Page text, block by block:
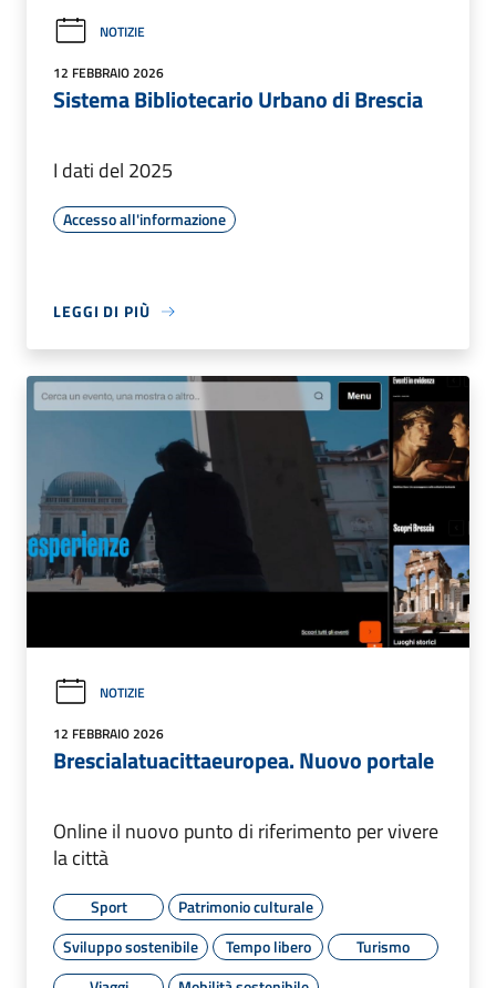
NOTIZIE
12 FEBBRAIO 2026
Sistema Bibliotecario Urbano di Brescia
I dati del 2025
Accesso all'informazione
LEGGI DI PIÙ
NOTIZIE
12 FEBBRAIO 2026
Brescialatuacittaeuropea. Nuovo portale
Online il nuovo punto di riferimento per vivere
la città
Sport
Patrimonio culturale
Sviluppo sostenibile
Tempo libero
Turismo